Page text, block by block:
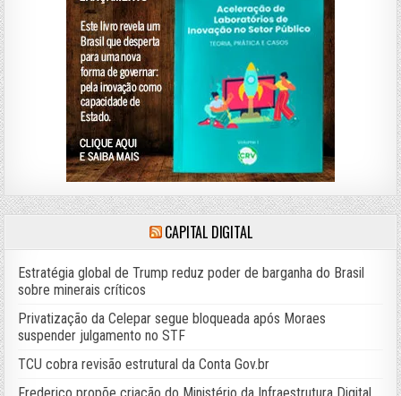
CAPITAL DIGITAL
Estratégia global de Trump reduz poder de barganha do Brasil
sobre minerais críticos
Privatização da Celepar segue bloqueada após Moraes
suspender julgamento no STF
TCU cobra revisão estrutural da Conta Gov.br
Frederico propõe criação do Ministério da Infraestrutura Digital